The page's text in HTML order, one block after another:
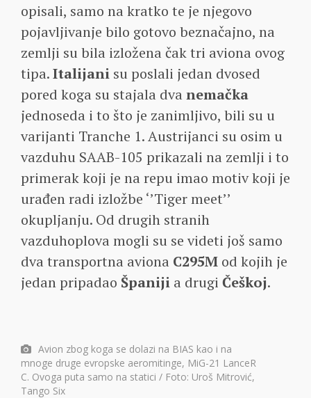
opisali, samo na kratko te je njegovo
pojavljivanje bilo gotovo beznačajno, na
zemlji su bila izložena čak tri aviona ovog
tipa.Italijani su poslali jedan dvosed
pored koga su stajala dva nemačka
jednoseda i to što je zanimljivo, bili su u
varijanti Tranche 1. Austrijanci su osim u
vazduhu SAAB-105 prikazali na zemlji i to
primerak koji je na repu imao motiv koji je
urađen radi izložbe ‘’Tiger meet’’
okupljanju. Od drugih stranih
vazduhoplova mogli su se videti još samo
dva transportna aviona C295M od kojih je
jedan pripadao Španiji a drugi Češkoj.
Avion zbog koga se dolazi na BIAS kao i na
mnoge druge evropske aeromitinge, MiG-21 LanceR
C. Ovoga puta samo na statici / Foto: Uroš Mitrović,
Tango Six